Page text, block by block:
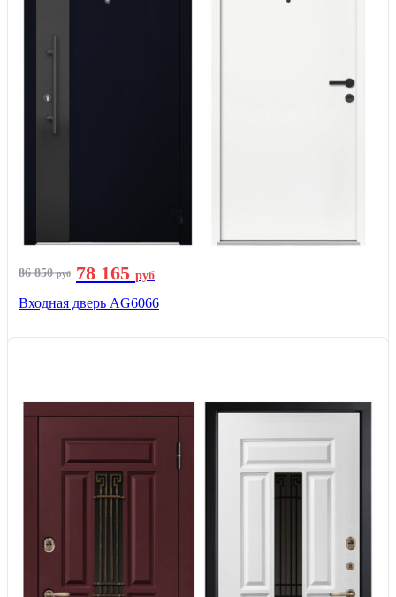
86 850руб 78 165 руб
Входная дверь AG6066